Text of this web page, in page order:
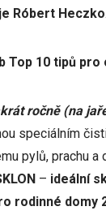
Róbert Heczko.
Top 10 tipů
ročně (na
speciálním
pylů, prachu
– ideální
rodinné domy